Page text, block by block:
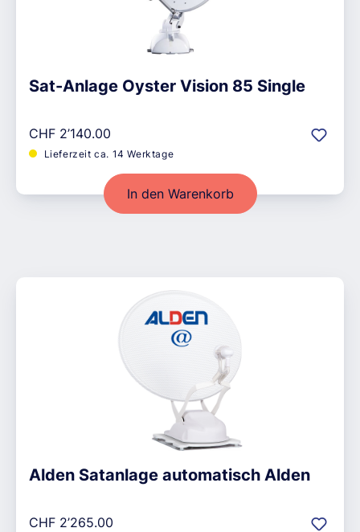
Sat-Anlage Oyster Vision 85 Single
Regulärer Preis:
CHF 2’140.00
Lieferzeit ca. 14 Werktage
In den Warenkorb
Alden Satanlage automatisch Alden
Regulärer Preis:
CHF 2’265.00